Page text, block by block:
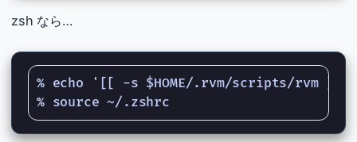
zsh なら…
% echo '[[ -s $HOME/.rvm/scripts/rvm ]]